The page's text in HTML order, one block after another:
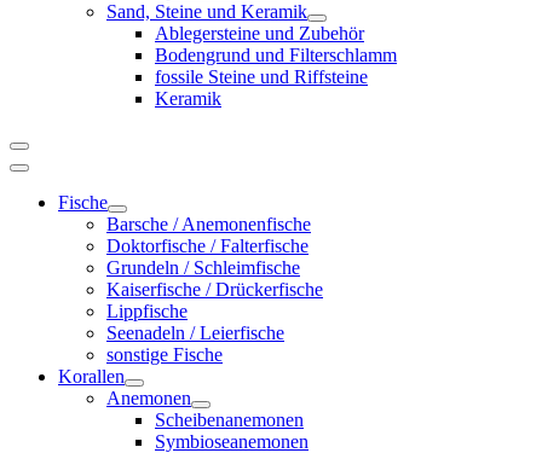
Sand, Steine und Keramik
Ablegersteine und Zubehör
Bodengrund und Filterschlamm
fossile Steine und Riffsteine
Keramik
Fische
Barsche / Anemonenfische
Doktorfische / Falterfische
Grundeln / Schleimfische
Kaiserfische / Drückerfische
Lippfische
Seenadeln / Leierfische
sonstige Fische
Korallen
Anemonen
Scheibenanemonen
Symbioseanemonen